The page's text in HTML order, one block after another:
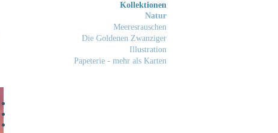
Kollektionen
Natur
Meeresrauschen
Die Goldenen Zwanziger
Illustration
Papeterie - mehr als Karten